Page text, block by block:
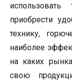
приобрести
технику,
наиболее
на каких
свою